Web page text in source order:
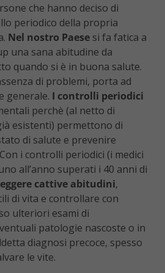
che hanno deciso di
periodico della propria
Nel nostro Paese si fa fatica a
una sana abitudine da
quando si è in buona salute.
di problemi, porta ad
generale. I controlli periodici
perchè (al netto di
esistenti) permettono di
di salute e prevenire
i controlli periodici (i medici
all’anno superati i 40 anni di
cattive abitudini,
di vita e controllare con
ulteriori esami di
patologie nascoste o in
diagnosi precoce, spesso
le vite.